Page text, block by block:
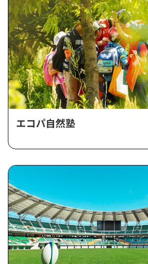
エコパ自然塾